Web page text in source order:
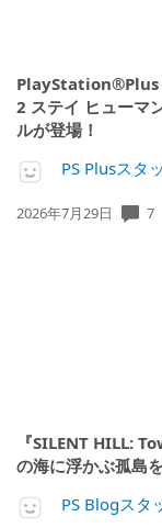
PlayStation®Plus
2 ステイ ヒューマ
ルが登場！
PS Plusスタ
公
2026年7月29日 7
『SILENT HILL:
の海に浮かぶ孤島
PS Blogスタ